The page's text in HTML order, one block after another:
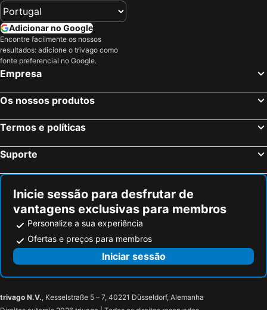
Hotéis em Ibiza
Hotéis em Serra da Estrela
Hotéis em Costa da Luz
Hotéis em Gran Canaria
Hotéis em Costa de Almería
Adicionar no Google
Encontre facilmente os nossos
resultados: adicione o trivago como
fonte preferencial no Google.
Empresa
Os nossos produtos
Termos e políticas
Suporte
Inicie sessão para desfrutar de
vantagens exclusivas para membros
Personalize a sua experiência
Ofertas e preços para membros
Iniciar sessão
trivago N.V., Kesselstraße 5 – 7, 40221 Düsseldorf, Alemanha